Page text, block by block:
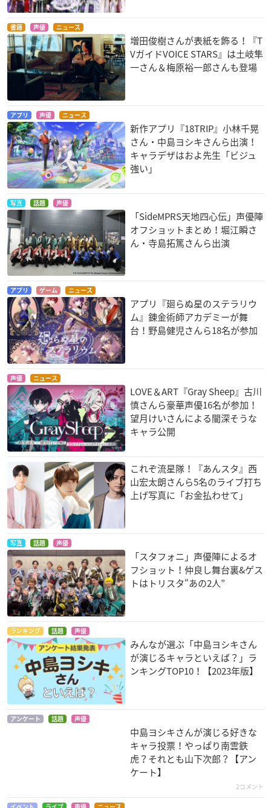
書籍 声優 ニュース
増田俊樹さんが表紙を飾る！『T
VガイドVOICE STARS』は土岐隼
一さん＆梅原裕一郎さんも登場
アプリ 声優 ニュース
新作アプリ『18TRIP』小林千晃
さん・中島ヨシキさんら出演！
キャラデザはおよ先生「ビジュ
強い」
写真 話題 声優
「SideMPRS天地四心伝」声優陣
オフショットまとめ！堀江瞬さ
ん・寺島拓篤さんら出演
アプリ ゲーム ニュース
アプリ『廻らぬ星のステラリウ
ム』錬金術師アカデミーが舞
台！野島健児さんら18名が参加
声優 ニュース
LOVE＆ART『Gray Sheep』古川
慎さんら豪華声優16名が参加！
望月けいさんによる闇深そうな
キャラ公開
これぞ流星隊！『あんスタ』西
山宏太朗さんら5名のライブ打ち
上げ写真に「お金払わせて」
写真 話題 声優
「スタフォニ」声優陣によるオ
フショット！仲良し舞台裏&ゲス
トはトリスタ“あの2人”
ランキング 話題 声優
みんなが選ぶ「中島ヨシキさん
が演じるキャラといえば？」ラ
ンキングTOP10！【2023年版】
アンケート 話題 声優
中島ヨシキさんが演じる好きな
キャラ投票！やっぱり南雲鉄
虎？それとも山下次郎？【アン
ケート】
2コメント
イベント ライブ 声優 ニュース